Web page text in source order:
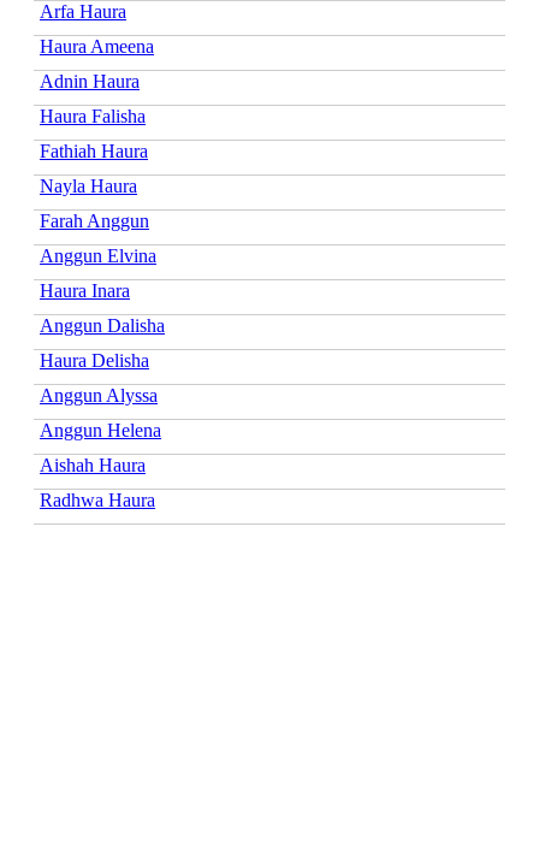
Arfa Haura
Haura Ameena
Adnin Haura
Haura Falisha
Fathiah Haura
Nayla Haura
Farah Anggun
Anggun Elvina
Haura Inara
Anggun Dalisha
Haura Delisha
Anggun Alyssa
Anggun Helena
Aishah Haura
Radhwa Haura